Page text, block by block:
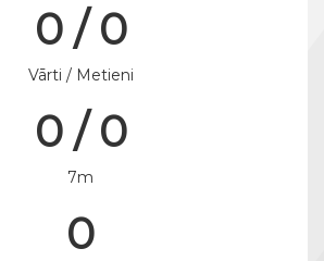
0 / 0
Vārti / Metieni
0 / 0
7m
0